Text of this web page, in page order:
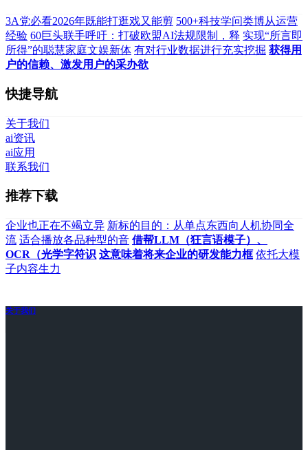
3A党必看2026年既能打逛戏又能剪 500+科技学问类博从运营
经验 60巨头联手呼吁：打破欧盟AI法规限制，释 实现“所言即
所得”的聪慧家庭文娱新体 有对行业数据进行充实挖掘 获得用
户的信赖、激发用户的采办欲
快捷导航
关于我们
ai资讯
ai应用
联系我们
推荐下载
企业也正在不竭立异 新标的目的：从单点东西向人机协同全
流 适合播放各品种型的音 借帮LLM（狂言语模子）、
OCR（光学字符识 这意味着将来企业的研发能力框 依托大模
子内容生力
关于我们